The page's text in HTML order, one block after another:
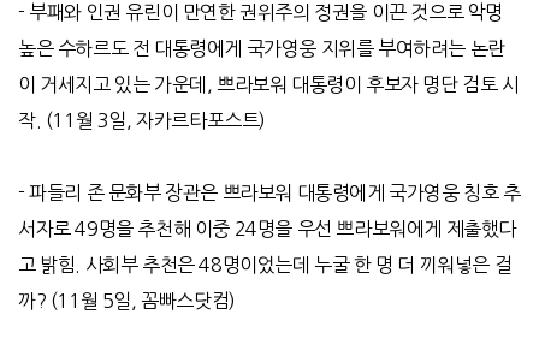
- 부패와 인권 유린이 만연한 권위주의 정권을 이끈 것으로 악명
높은 수하르도 전 대통령에게 국가영웅 지위를 부여하려는 논란
이 거세지고 있는 가운데
쁘라보워 대통령이 후보자 명단 검토 시
작. (11 월 3일 ,자카르타포스트)
-파들리 존 문화부 장관은 쁘라보워 대통령에게 국가영웅 칭호 추
서자로 49명을 추천해 이중 24명을 우선 쁘라보워에게 제출했다
고 밝힘
사회부 추천은48명이었는데 누굴 한 명 더 끼워넣은 걸
까? (11 월 5일 꼼빠스닷컴)